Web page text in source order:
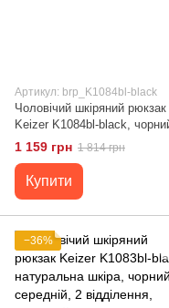
Артикул: brp_K1084bl-black
Чоловічий шкіряний рюкзак
Keizer K1084bl-black,
відділення, натуральна
середній розмір
1 159 грн 1 814 грн
Купити
−36%